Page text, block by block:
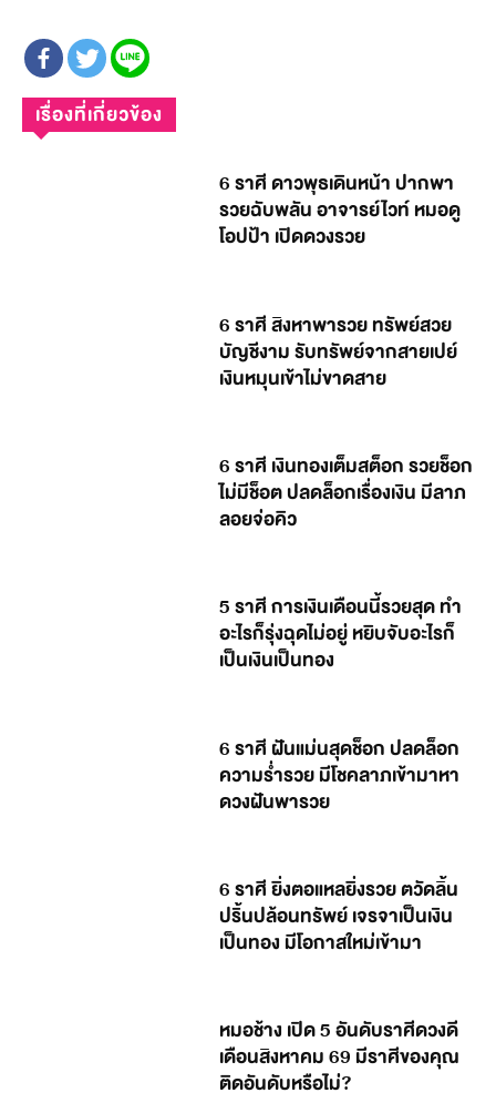
เรื่องที่เกี่ยวข้อง
6 ราศี ดาวพุธเดินหน้า ปากพา
รวยฉับพลัน อาจารย์ไวท์ หมอดู
โอปป้า เปิดดวงรวย
6 ราศี สิงหาพารวย ทรัพย์สวย
บัญชีงาม รับทรัพย์จากสายเปย์
เงินหมุนเข้าไม่ขาดสาย
6 ราศี เงินทองเต็มสต็อก รวยช็อก
ไม่มีช็อต ปลดล็อกเรื่องเงิน มีลาภ
ลอยจ่อคิว
5 ราศี การเงินเดือนนี้รวยสุด ทำ
อะไรก็รุ่งฉุดไม่อยู่ หยิบจับอะไรก็
เป็นเงินเป็นทอง
6 ราศี ฝันแม่นสุดช็อก ปลดล็อก
ความร่ำรวย มีโชคลาภเข้ามาหา
ดวงฝันพารวย
6 ราศี ยิ่งตอแหลยิ่งรวย ตวัดลิ้น
ปริ้นปล้อนทรัพย์ เจรจาเป็นเงิน
เป็นทอง มีโอกาสใหม่เข้ามา
หมอช้าง เปิด 5 อันดับราศีดวงดี
เดือนสิงหาคม 69 มีราศีของคุณ
ติดอันดับหรือไม่?